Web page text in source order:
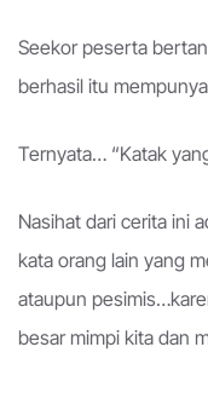
Seekor peserta
berhasil itu
Ternyata… “Katak
Nasihat dari cerita ini
kata orang lain yang
ataupun
besar mimpi kita dan